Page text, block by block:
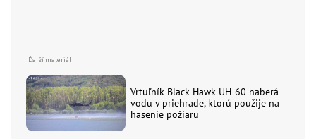
Vrtuľník Black Hawk UH-60 naberá
vodu v priehrade, ktorú použije na
hasenie požiaru